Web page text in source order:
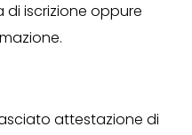
di iscrizione oppure
attestazione di